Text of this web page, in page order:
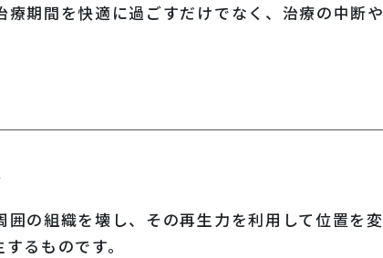
期間を快適に過ごすだけでなく、治療の中断や
の組織を壊し、その再生力を利用して位置を変
るものです。